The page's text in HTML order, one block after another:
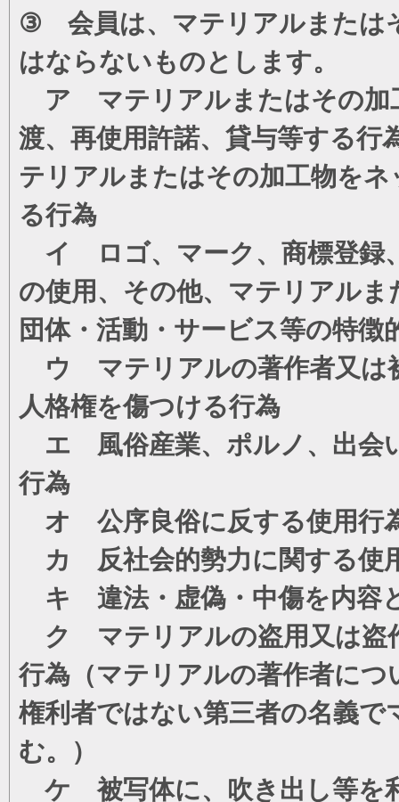
③ 会員は、マテリアルまたは
はならないものとします。
ア マテリアルまたはその加
渡、再使用許諾、貸与等する行
テリアルまたはその加工物を
る行為
イ ロゴ、マーク、商標登録
の使用、その他、マテリアル
団体・活動・サービス等の特
ウ マテリアルの著作者又は
人格権を傷つける行為
エ 風俗産業、ポルノ、出会
行為
オ 公序良俗に反する使用行
カ 反社会的勢力に関する使
キ 違法・虚偽・中傷を内容
ク マテリアルの盗用又は盗
行為（マテリアルの著作者に
権利者ではない第三者の名義
む。）
ケ 被写体に、吹き出し等を